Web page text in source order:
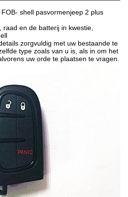
shell pasvormenjeep 2 plus
en de batterij in kwestie,
zorgvuldig met uw bestaande te
type zoals van u is, als in om het
uw orde te plaatsen te vragen.